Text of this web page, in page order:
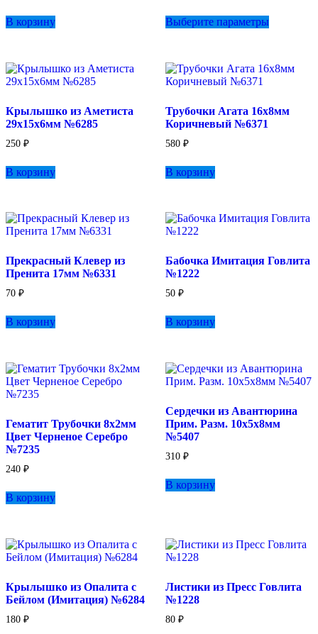
В корзину Выберите параметрытовар
Опции
на
странице
Крылышко из Аметиста
29х15х6мм №6285
250 ₽
В корзину
Трубочки Агата 16х8мм
Коричневый №6371
580 ₽
В корзину
Прекрасный Клевер из
Пренита 17мм №6331
70 ₽
В корзину
Бабочка Имитация Говлита
№1222
50 ₽
В корзину
Гематит Трубочки 8х2мм
Цвет Черненое Серебро
№7235
240 ₽
В корзину
Сердечки из Авантюрина
Прим. Разм. 10х5х8мм
№5407
310 ₽
В корзину
Крылышко из Опалита с
Бейлом (Имитация) №6284
180 ₽
Листики из Пресс Говлита
№1228
80 ₽